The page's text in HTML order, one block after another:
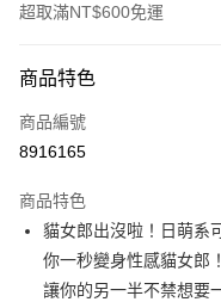
超取滿NT$600免運
信用卡一次付款
超商取貨付款
Apple Pay
街口支付
商品特色
商品編號
8916165
商品特色
貓女郎出沒啦！日萌系
你一秒變身性感貓女郎
讓你的另一半不禁想要